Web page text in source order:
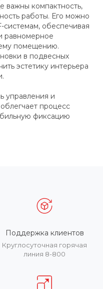
важны компактность,
работы. Его можно
обеспечивая
равномерное
помещению.
в подвесных
эстетику интерьера
управления и
процесс
фиксацию
Поддержка клиентов
Круглосуточная горячая
линия 8-800